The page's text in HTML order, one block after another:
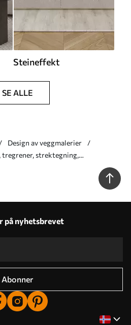
Steineffekt
SE ALLE
Design av veggmalerier
strektegning,
på nyhetsbrevet
Abonner